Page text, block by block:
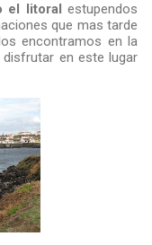
el litoral estupendos
que mas tarde
encontramos en la
disfrutar en este lugar